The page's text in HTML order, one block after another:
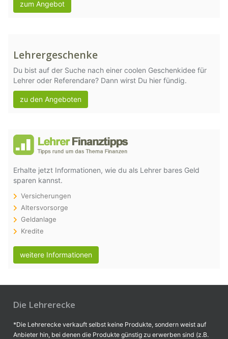
zum Angebot
Lehrergeschenke
Du bist auf der Suche nach einer coolen Geschenkidee für
Lehrer oder Referendare? Dann wirst Du hier fündig.
zu den Angeboten
Erhalte jetzt Informationen, wie du als Lehrer bares Geld
sparen kannst.
Versicherungen
Altersvorsorge
Geldanlage
Kredite
weitere Informationen
Die Lehrerecke
*Die Lehrerecke verkauft selbst keine Produkte, sondern weist auf
Anbieter hin, bei denen die Produkte günstig zu erwerben sind (z.B.